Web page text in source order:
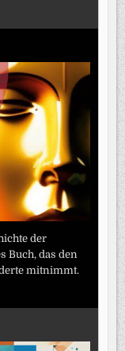
der
Buch, das den
mitnimmt.